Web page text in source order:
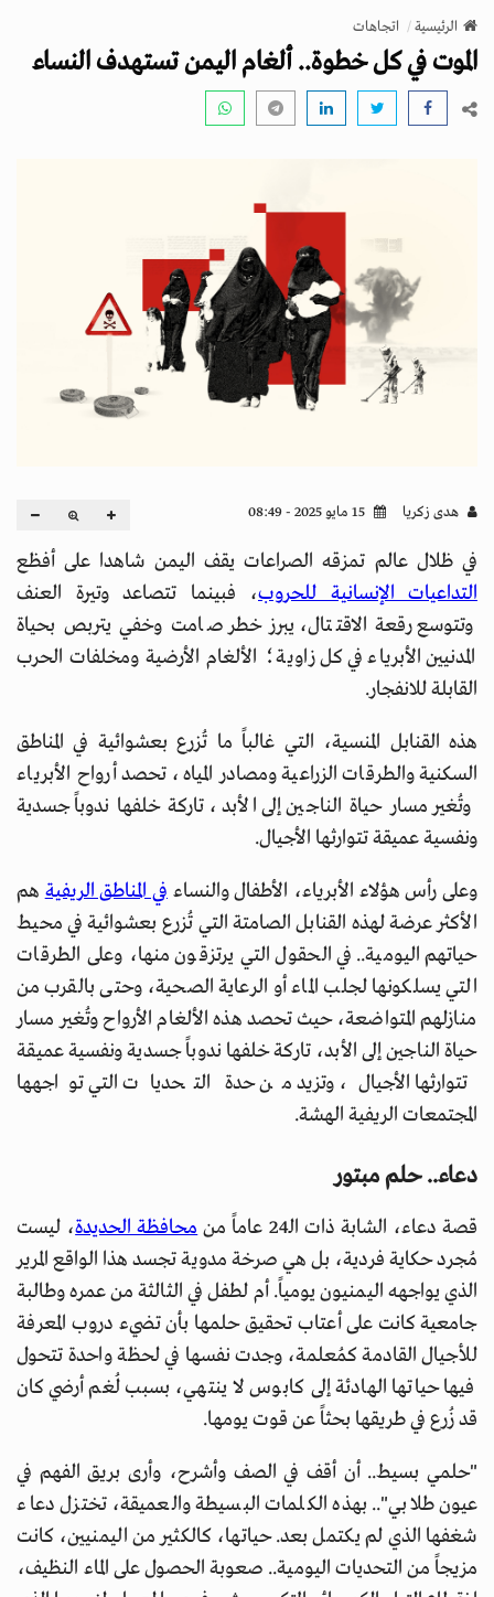
v
g
الرئيسية اتجاهات
الموت في كل خطوة.. ألغام اليمن تستهدف النساء
هدى زكريا
في ظلال عالم تمزقه الصراعات يقف اليمن شاهدا على أفظع
التداعيات الإنسانية للحروب، فبينما تتصاعد وتيرة العنف
وتتوسع رقعة الاقتتال، يبرز خطر صامت وخفي يتربص بحياة
المدنيين الأبرياء في كل زاوية؛ الألغام الأرضية ومخلفات الحرب
القابلة للانفجار.
هذه القنابل المنسية، التي غالباً ما تُزرع بعشوائية في المناطق
السكنية والطرقات الزراعية ومصادر المياه، تحصد أرواح الأبرياء
وتُغير مسار حياة الناجين إلى الأبد، تاركة خلفها ندوباً جسدية
ونفسية عميقة تتوارثها الأجيال.
وعلى رأس هؤلاء الأبرياء، الأطفال والنساء في المناطق الريفية هم
الأكثر عرضة لهذه القنابل الصامتة التي تُزرع بعشوائية في محيط
حياتهم اليومية.. في الحقول التي يرتزقون منها، وعلى الطرقات
التي يسلكونها لجلب الماء أو الرعاية الصحية، وحتى بالقرب من
منازلهم المتواضعة، حيث تحصد هذه الألغام الأرواح وتُغير مسار
حياة الناجين إلى الأبد، تاركة خلفها ندوباً جسدية ونفسية عميقة
تتوارثها الأجيال، وتزيد من حدة التحديات التي تواجهها
المجتمعات الريفية الهشة.
دعاء.. حلم مبتور
قصة دعاء، الشابة ذات الـ24 عاماً من محافظة الحديدة، ليست
مُجرد حكاية فردية، بل هي صرخة مدوية تجسد هذا الواقع المرير
الذي يواجهه اليمنيون يومياً. أم لطفل في الثالثة من عمره وطالبة
جامعية كانت على أعتاب تحقيق حلمها بأن تضيء دروب المعرفة
للأجيال القادمة كمُعلمة، وجدت نفسها في لحظة واحدة تتحول
فيها حياتها الهادئة إلى كابوس لا ينتهي، بسبب لُغم أرضي كان
قد زُرع في طريقها بحثاً عن قوت يومها.
"حلمي بسيط.. أن أقف في الصف وأشرح، وأرى بريق الفهم في
عيون طلابي".. بهذه الكلمات البسيطة والعميقة، تختزل دعاء
شغفها الذي لم يكتمل بعد. حياتها، كالكثير من اليمنيين، كانت
مزيجاً من التحديات اليومية.. صعوبة الحصول على الماء النظيف،